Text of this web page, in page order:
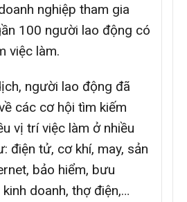
nghiệp tham gia
100 người lao động có
việc làm.
người lao động đã
các cơ hội tìm kiếm
vị trí việc làm ở nhiều
điện tử, cơ khí, may, sản
bảo hiểm, bưu
kinh doanh, thợ điện,…